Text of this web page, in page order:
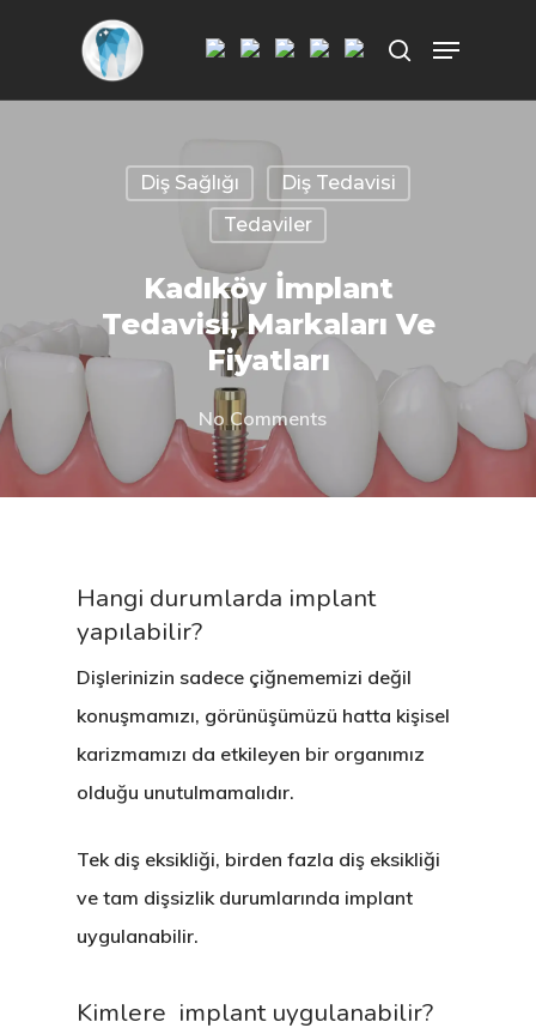
Diş Sağlığı
Diş Tedavisi
Tedaviler
Kadıköy İmplant
Tedavisi, Markaları Ve
Fiyatları
No Comments
Hangi durumlarda implant
yapılabilir?
Dişlerinizin sadece çiğnememizi değil
konuşmamızı, görünüşümüzü hatta kişisel
karizmamızı da etkileyen bir organımız
olduğu unutulmamalıdır.
Tek diş eksikliği, birden fazla diş eksikliği
ve tam dişsizlik durumlarında implant
uygulanabilir.
Kimlere implant uygulanabilir?